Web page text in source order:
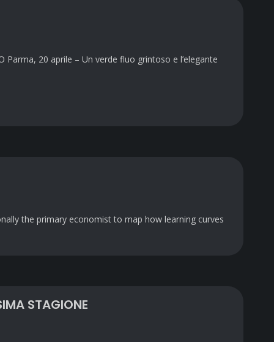
Parma, 20 aprile – Un verde fluo grintoso e l’elegante
the primary economist to map how learning curves
STAGIONE